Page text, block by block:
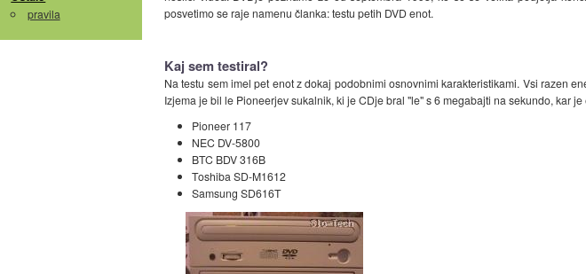
pravila
posvetimo se raje namenu članka: testu petih DVD enot.
Kaj sem testiral?
Na testu sem imel pet enot z dokaj podobnimi osnovnimi karakteristikami. Vsi razen
Izjema je bil le Pioneerjev sukalnik, ki je CDje bral "le" s 6 megabajti na sekundo, kar
Pioneer 117
NEC DV-5800
BTC BDV 316B
Toshiba SD-M1612
Samsung SD616T